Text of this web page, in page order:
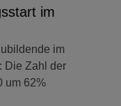
im
im
Die Zahl der
um 62%